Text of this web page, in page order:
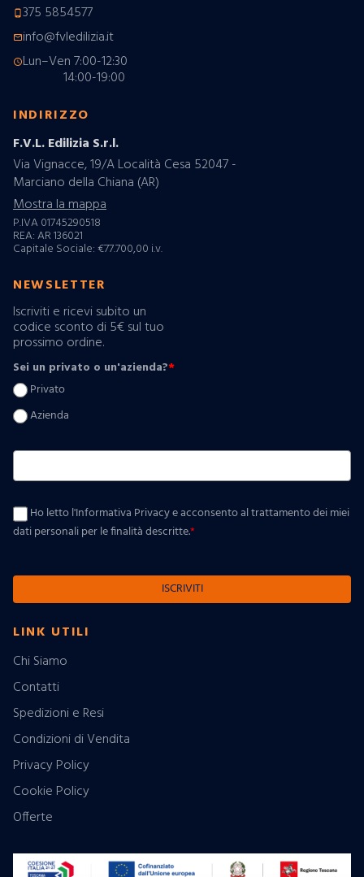
phone_android375 5854577
mail_outlineinfo@fvledilizia.it
scheduleLun–Ven 7:00-12:30
14:00-19:00
INDIRIZZO
F.V.L. Edilizia S.r.l.
Via Vignacce, 19/A Località Cesa 52047 -
Marciano della Chiana (AR)
Mostra la mappa
P.IVA 01745290518
REA: AR 136021
Capitale Sociale: €77.700,00 i.v.
NEWSLETTER
Iscriviti e ricevi subito un
codice sconto di 5€ sul tuo
prossimo ordine.
Sei un privato o un'azienda?*
Privato
Azienda
Ho letto l'Informativa Privacy e acconsento al trattamento dei miei
dati personali per le finalità descritte.*
ISCRIVITI
LINK UTILI
Chi Siamo
Contatti
Spedizioni e Resi
Condizioni di Vendita
Privacy Policy
Cookie Policy
Offerte